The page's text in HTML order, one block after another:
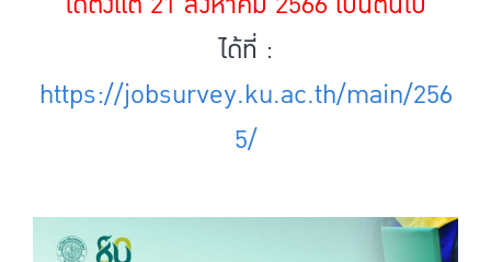
ได้ที่ :
https://jobsurvey.ku.ac.th/main/256
5/